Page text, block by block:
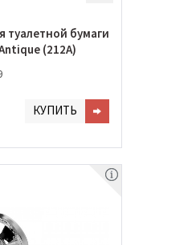
туалетной бумаги
(212A)
КУПИТЬ